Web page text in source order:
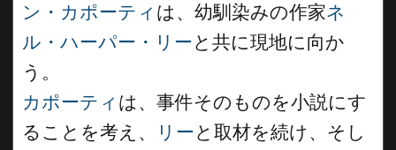
ン・カポーティ は、幼馴染みの作家ネ
ル・ハーパー・リーと共に現地に向か
う。
カポーティ は、事件そのものを小説にす
ることを考え、
リーと取材を続け、そし